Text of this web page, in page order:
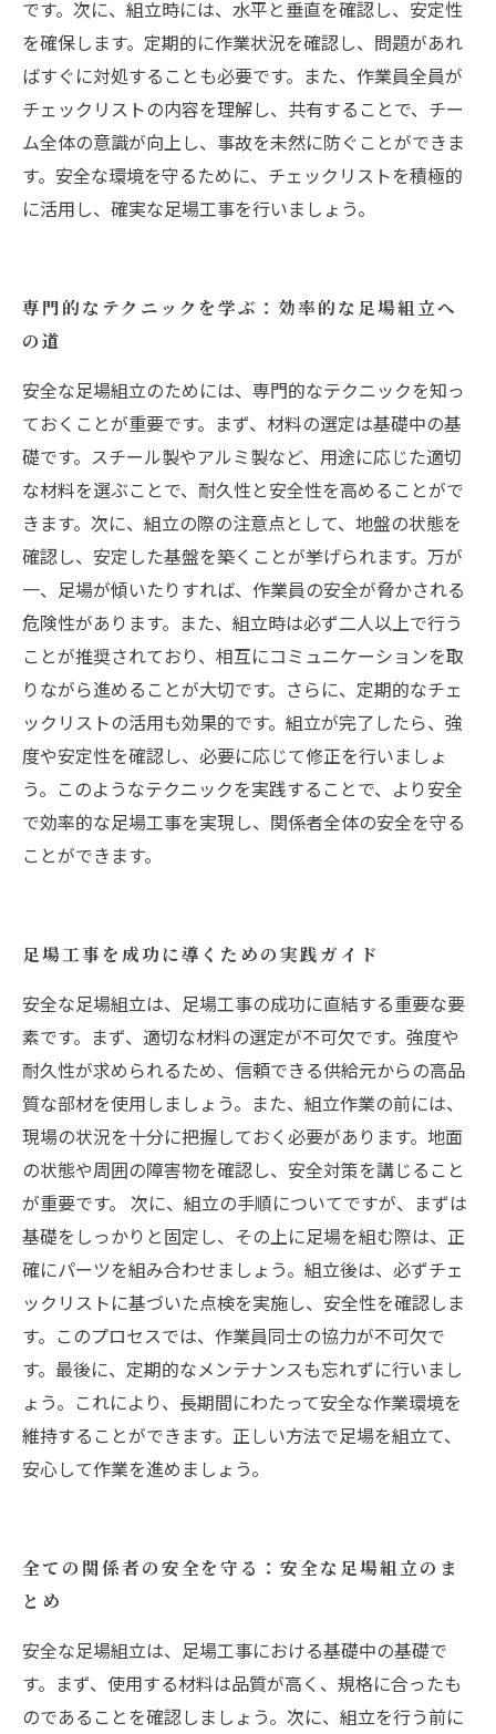
です。次に、組立時には、水平と垂直を確認し、安定性
を確保します。定期的に作業状況を確認し、問題があれ
ばすぐに対処することも必要です。また、作業員全員が
チェックリストの内容を理解し、共有することで、チー
ム全体の意識が向上し、事故を未然に防ぐことができま
す。安全な環境を守るために、チェックリストを積極的
に活用し、確実な足場工事を行いましょう。
専門的なテクニックを学ぶ：効率的な足場組立へ
の道
安全な足場組立のためには、専門的なテクニックを知っ
ておくことが重要です。まず、材料の選定は基礎中の基
礎です。スチール製やアルミ製など、用途に応じた適切
な材料を選ぶことで、耐久性と安全性を高めることがで
きます。次に、組立の際の注意点として、地盤の状態を
確認し、安定した基盤を築くことが挙げられます。万が
一、足場が傾いたりすれば、作業員の安全が脅かされる
危険性があります。また、組立時は必ず二人以上で行う
ことが推奨されており、相互にコミュニケーションを取
りながら進めることが大切です。さらに、定期的なチェ
ックリストの活用も効果的です。組立が完了したら、強
度や安定性を確認し、必要に応じて修正を行いましょ
う。このようなテクニックを実践することで、より安全
で効率的な足場工事を実現し、関係者全体の安全を守る
ことができます。
足場工事を成功に導くための実践ガイド
安全な足場組立は、足場工事の成功に直結する重要な要
素です。まず、適切な材料の選定が不可欠です。強度や
耐久性が求められるため、信頼できる供給元からの高品
質な部材を使用しましょう。また、組立作業の前には、
現場の状況を十分に把握しておく必要があります。地面
の状態や周囲の障害物を確認し、安全対策を講じること
が重要です。 次に、組立の手順についてですが、まずは
基礎をしっかりと固定し、その上に足場を組む際は、正
確にパーツを組み合わせましょう。組立後は、必ずチェ
ックリストに基づいた点検を実施し、安全性を確認しま
す。このプロセスでは、作業員同士の協力が不可欠で
す。最後に、定期的なメンテナンスも忘れずに行いまし
ょう。これにより、長期間にわたって安全な作業環境を
維持することができます。正しい方法で足場を組立て、
安心して作業を進めましょう。
全ての関係者の安全を守る：安全な足場組立のま
とめ
安全な足場組立は、足場工事における基礎中の基礎で
す。まず、使用する材料は品質が高く、規格に合ったも
のであることを確認しましょう。次に、組立を行う前に